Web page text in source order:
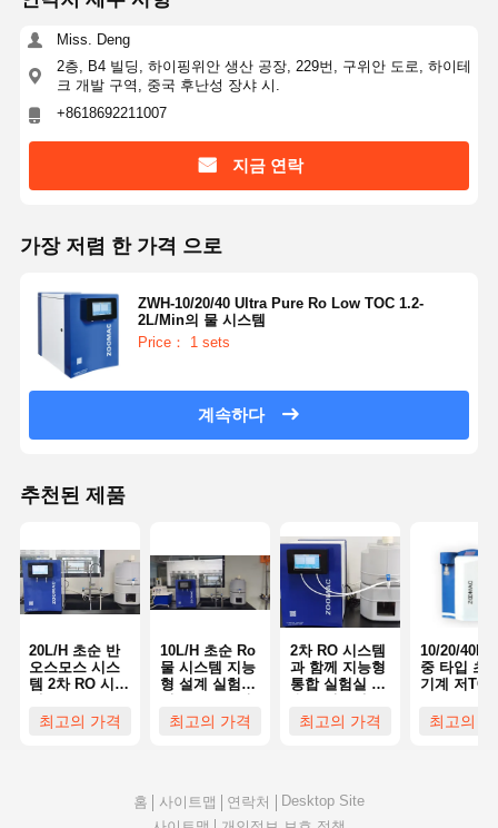
Miss. Deng
2층, B4 빌딩, 하이핑위안 생산 공장, 229번, 구위안 도로, 하이테
크 개발 구역, 중국 후난성 장샤 시.
+8618692211007
지금 연락
가장 저렴 한 가격 으로
ZWH-10/20/40 Ultra Pure Ro Low TOC 1.2-
2L/Min의 물 시스템
Price： 1 sets
계속하다
추천된 제품
20L/H 초순 반
오스모스 시스
템 2차 RO 시스
ASTM 표준
최고의 가격
10L/H 초순 Ro
물 시스템 지능
형 설계 실험실
스템
최고의 가격
2차 RO 시스템
과 함께 지능형
통합 실험실 초
최고의 가격
10/20/40L/
중 타입 초
기계 저TOC
최고의
홈 사이트맵 연락처
Desktop Site